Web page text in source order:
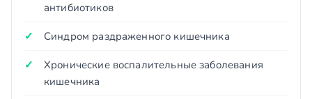
антибиотиков
Синдром раздраженного кишечника
Хронические воспалительные заболевания
кишечника